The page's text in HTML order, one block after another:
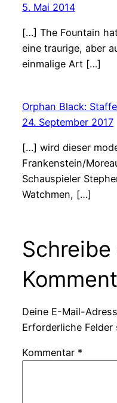
5. Mai 2014
[…] The Fountain
eine traurige, aber
einmalige Art […]
Orphan Black:
24. September 2017
[…] wird dieser
Frankenstein/
Schauspieler
Watchmen, […]
Deine E-Mail-
Erforderliche Felder
Kommentar *